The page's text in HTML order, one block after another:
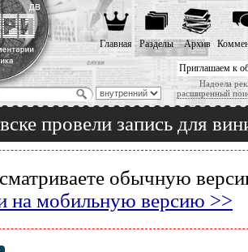
Приглашаем к
Надоела
расширенный
Главная Разделы Архив
провели запись для
обычную
на мобильную версию >>